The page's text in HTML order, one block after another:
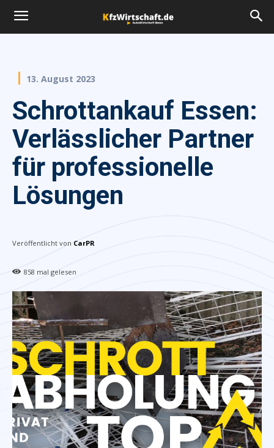
13. August 2023
Schrottankauf Essen:
Verlässlicher Partner
für professionelle
Lösungen
Veröffentlicht von CarPR
858 mal gelesen